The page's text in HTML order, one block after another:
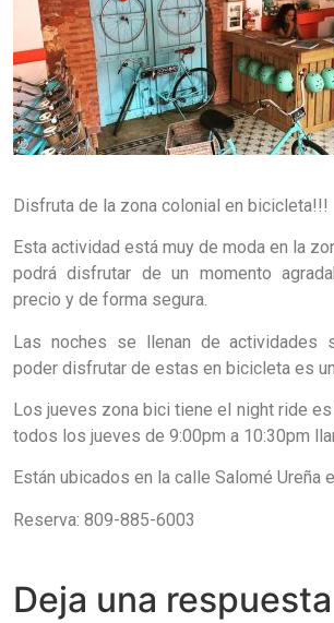
Disfruta de la zona colonial en bicicleta!!!
Esta actividad está muy de moda en la
podrá disfrutar de un momento
precio y de forma segura.
Las noches se llenan de actividades
poder disfrutar de estas en bicicleta es
Los jueves zona bici tiene el night ride
todos los jueves de 9:00pm a 10:30pm
Están ubicados en la calle Salomé Ureña
Reserva: 809-885-6003
Deja una respuesta